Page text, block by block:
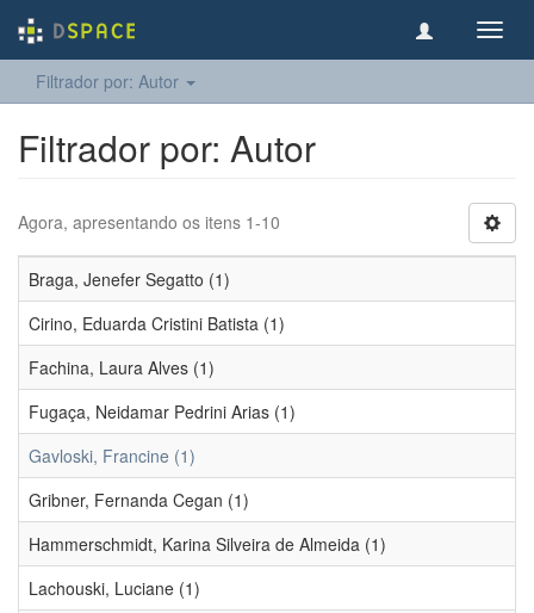
Filtrador por: Autor
Filtrador por: Autor
Agora, apresentando os itens 1-10
Braga, Jenefer Segatto (1)
Cirino, Eduarda Cristini Batista (1)
Fachina, Laura Alves (1)
Fugaça, Neidamar Pedrini Arias (1)
Gavloski, Francine (1)
Gribner, Fernanda Cegan (1)
Hammerschmidt, Karina Silveira de Almeida (1)
Lachouski, Luciane (1)